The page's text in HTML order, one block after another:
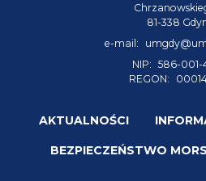
81-338
e-mail:
NIP: 586-001-
REGON:
AKTUALNOŚCI
BEZPIECZEŃSTWO